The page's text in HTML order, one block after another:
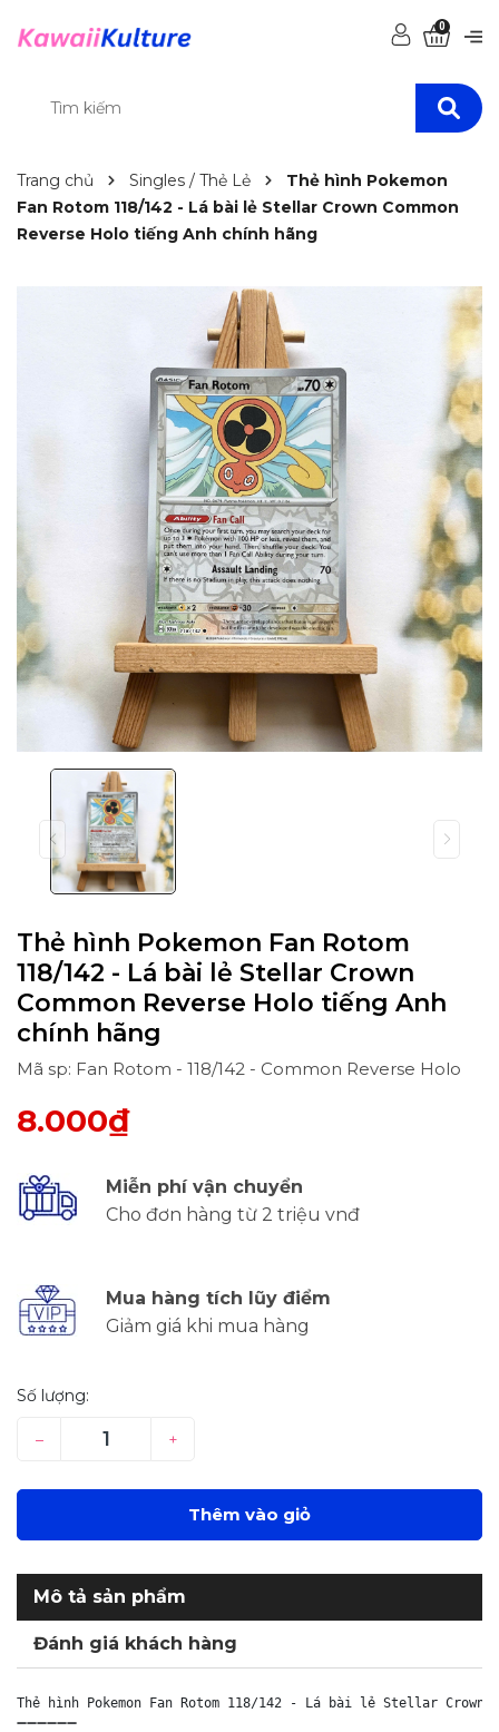
0
Trang chủ Singles / Thẻ Lẻ
Thẻ hình Pokemon
Fan Rotom 118/142 - Lá bài lẻ Stellar Crown Common
Reverse Holo tiếng Anh chính hãng
Thẻ hình Pokemon Fan Rotom
118/142 - Lá bài lẻ Stellar Crown
Common Reverse Holo tiếng Anh
chính hãng
Mã sp: Fan Rotom - 118/142 - Common Reverse Holo
8.000₫
Miễn phí vận chuyển
Cho đơn hàng từ 2 triệu vnđ
Mua hàng tích lũy điểm
Giảm giá khi mua hàng
Số lượng:
– +
Thêm vào giỏ
Mô tả sản phẩm
Đánh giá khách hàng
Thẻ hình Pokemon Fan Rotom 118/142 - Lá bài lẻ Stellar Crown
➖➖➖➖➖➖